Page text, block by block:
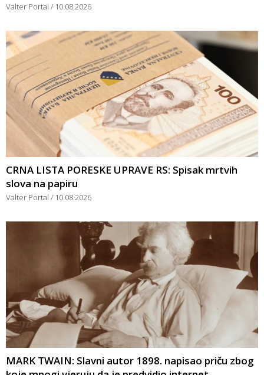
Valter Portal 10.08.2026
CRNA LISTA PORESKE UPRAVE RS: Spisak mrtvih
slova na papiru
Valter Portal 10.08.2026
MARK TWAIN: Slavni autor 1898. napisao priču zbog